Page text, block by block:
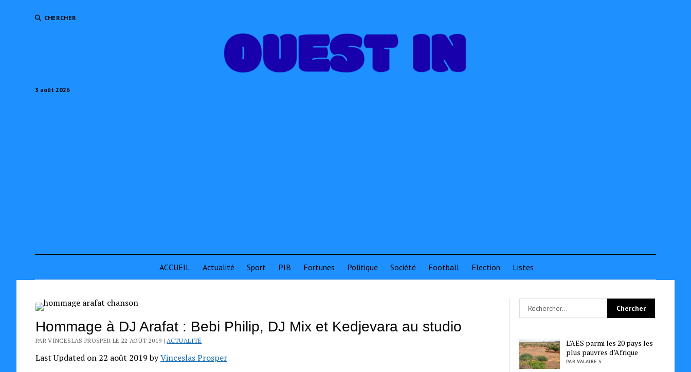
CHERCHER
3 août 2026
ACCUEIL Actualité Sport PIB Fortunes Politique Société Football Election Listes
Hommage à DJ Arafat : Bebi Philip, DJ Mix et Kedjevara au studio
PAR VINCESLAS PROSPER LE 22 AOÛT 2019 |ACTUALITÉ
Last Updated on 22 août 2019 byVinceslas Prosper
L’AES parmi les 20 pays les
plus pauvres d’Afrique
PAR VALAIRE S